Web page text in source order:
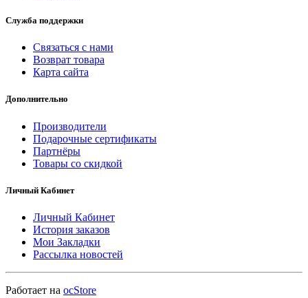
Служба поддержки
Связаться с нами
Возврат товара
Карта сайта
Дополнительно
Производители
Подарочные сертификаты
Партнёры
Товары со скидкой
Личный Кабинет
Личный Кабинет
История заказов
Мои Закладки
Рассылка новостей
Работает на ocStore